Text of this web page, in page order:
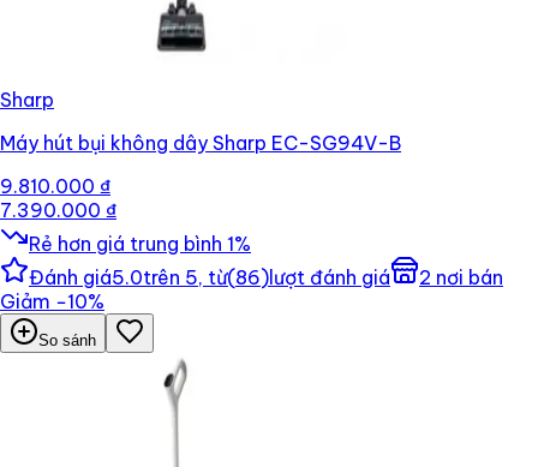
Sharp
Máy hút bụi không dây Sharp EC-SG94V-B
9.810.000 ₫
7.390.000 ₫
Rẻ hơn giá trung bình 1%
Đánh giá5.0trên 5, từ(86)lượt đánh giá 2 nơi bán
Giảm −10%
So sánh